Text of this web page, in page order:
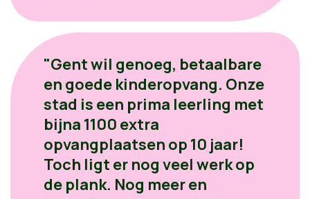
"Gent wil genoeg, betaalbare
en goede kinderopvang. Onze
stad is een prima leerling met
bijna 1100 extra
opvangplaatsen op 10 jaar!
Toch ligt er nog veel werk op
de plank. Nog meer en